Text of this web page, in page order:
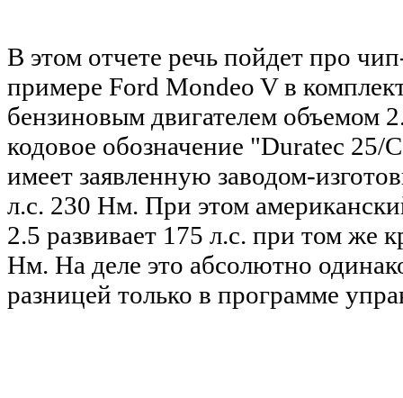
В этом отчете речь пойдет про
примере Ford Mondeo V в
бензиновым двигателем объемом
кодовое обозначение "Duratec
имеет заявленную заводом-
л.с. 230 Нм. При этом
2.5 развивает 175 л.с. при том же
Нм. На деле это абсолютно
разницей только в программе